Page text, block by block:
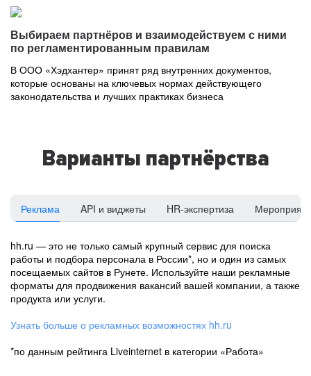
Выбираем партнёров и взаимодействуем с ними
по регламентированным правилам
В ООО «Хэдхантер» принят ряд внутренних документов,
которые основаны на ключевых нормах действующего
законодательства и лучших практиках бизнеса
Варианты партнёрства
Реклама API и виджеты HR-экспертиза
hh.ru — это не только самый крупный сервис для поиска
работы и подбора персонала в России*, но и один из самых
посещаемых сайтов в Рунете. Используйте наши рекламные
форматы для продвижения вакансий вашей компании, а также
продукта или услуги.
Узнать больше о рекламных возможностях hh.ru
*по данным рейтинга Liveinternet в категории «Работа»